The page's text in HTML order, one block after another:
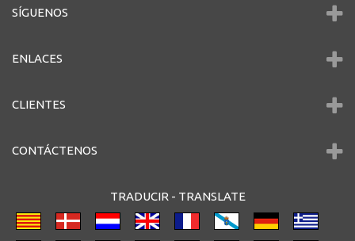
SÍGUENOS
ENLACES
CLIENTES
CONTÁCTENOS
TRADUCIR - TRANSLATE